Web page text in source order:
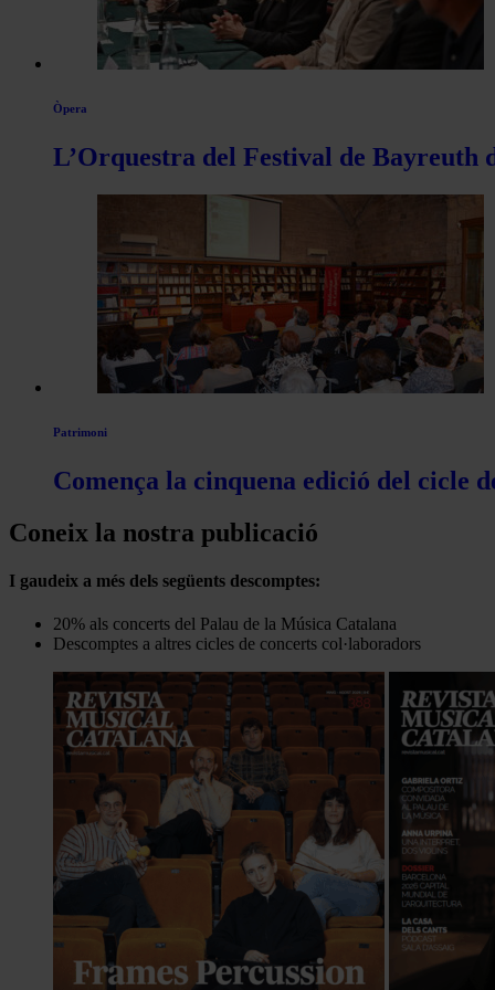
Òpera
L’Orquestra del Festival de Bayreuth
Patrimoni
Comença la cinquena edició del cicle
Coneix la nostra publicació
I gaudeix a més dels següents descomptes:
20% als concerts del Palau de la Música Catalana
Descomptes a altres cicles de concerts col·laboradors